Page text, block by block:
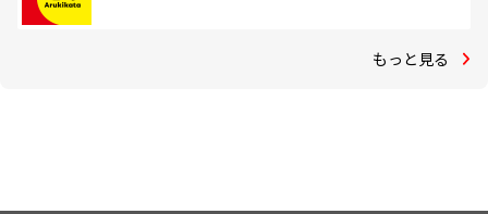
もっと見る